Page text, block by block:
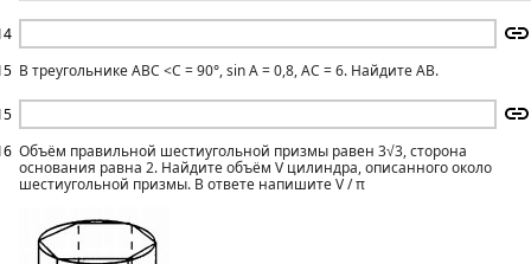
В треугольнике ABC <C = 90°, sin А = 0,8, АС = 6. Найдите АВ.
Объём правильной шестиугольной призмы равен 3√3, сторона
основания равна 2. Найдите объём V цилиндра, описанного около
шестиугольной призмы. В ответе напишите V / π